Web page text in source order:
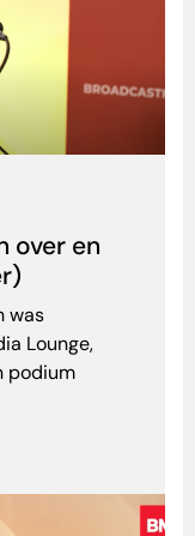
over en
was
Lounge,
podium